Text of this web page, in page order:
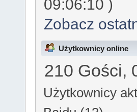
09:06:10 )
Zobacz
Użytkownicy online
210 Gości,
Użytkownicy